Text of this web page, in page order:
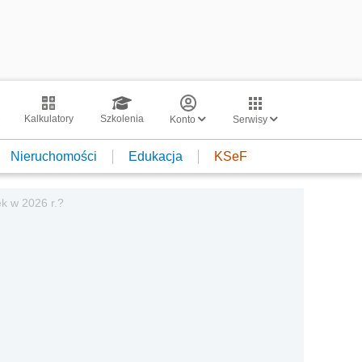
Kalkulatory Szkolenia Konto Serwisy
Nieruchomości Edukacja KSeF
w 2026 r.?